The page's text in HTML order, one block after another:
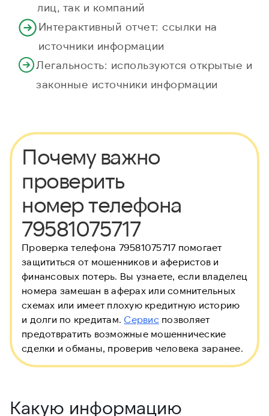
лиц, так и компаний
Интерактивный отчет: ссылки на
источники информации
Легальность: используются открытые и
законные источники информации
Почему важно
проверить
номер телефона
79581075717
Проверка телефона 79581075717 помогает
защититься от мошенников и аферистов и
финансовых потерь. Вы узнаете, если владелец
номера замешан в аферах или сомнительных
схемах или имеет плохую кредитную историю
и долги по кредитам. Сервис позволяет
предотвратить возможные мошеннические
сделки и обманы, проверив человека заранее.
Какую информацию